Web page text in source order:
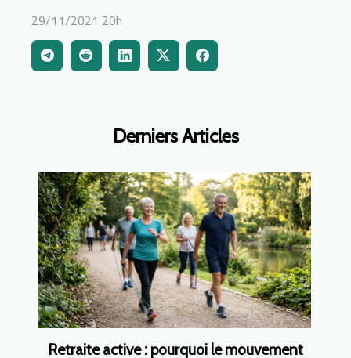
Derniers Articles
Retraite active : pourquoi le mouvement
29/11/2021 20h